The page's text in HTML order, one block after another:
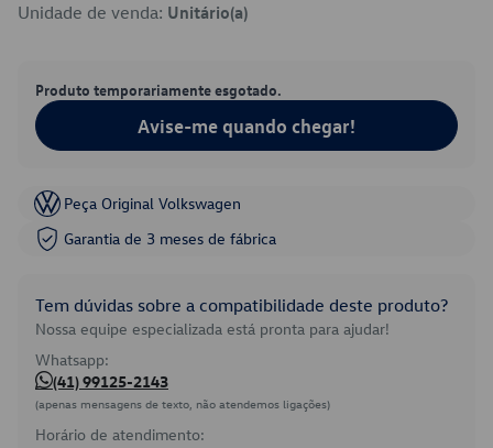
Unidade de venda: Unitário(a)
Produto temporariamente esgotado.
Avise-me quando chegar!
Peça Original Volkswagen
Garantia de 3 meses de fábrica
Tem dúvidas sobre a compatibilidade deste produto?
Nossa equipe especializada está pronta para ajudar!
Whatsapp:
(41) 99125-2143
(apenas mensagens de texto, não atendemos ligações)
Horário de atendimento: